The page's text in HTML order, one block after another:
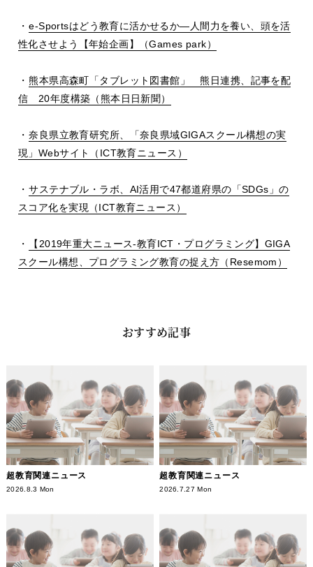
・e-Sportsはどう教育に活かせるか―人間力を養い、頭を活
性化させよう【年始企画】（Games park）
・熊本県高森町「タブレット図書館」 熊日連携、記事を配
信 20年度構築（熊本日日新聞）
・奈良県立教育研究所、「奈良県域GIGAスクール構想の実
現」Webサイト（ICT教育ニュース）
・サステナブル・ラボ、AI活用で47都道府県の「SDGs」の
スコア化を実現（ICT教育ニュース）
・
【2019年重大ニュース-教育ICT・プログラミング】GIGA
スクール構想、プログラミング教育の捉え方（Resemom）
おすすめ記事
超教育関連ニュース
2026.8.3 Mon
超教育関連ニュース
2026.7.27 Mon